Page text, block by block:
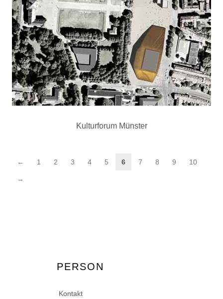
Kulturforum Münster
← 1 2 3 4 5 6 7 8 9 10
→
PERSON
Kontakt